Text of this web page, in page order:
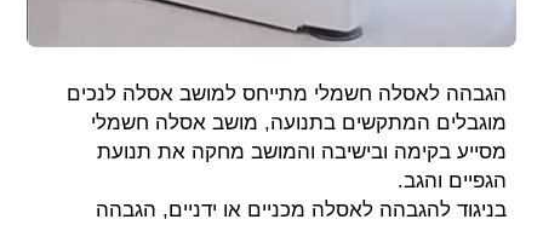
הגבהה לאסלה חשמלי מתייחס למושב אסלה לנכים
מוגבלים המתקשים בתנועה, מושב אסלה חשמלי
מסייע בקימה ובישיבה והמושב מחקה את תנועת
הגפיים והגב.
בניגוד להגבהה לאסלה מכניים או ידניים, הגבהה